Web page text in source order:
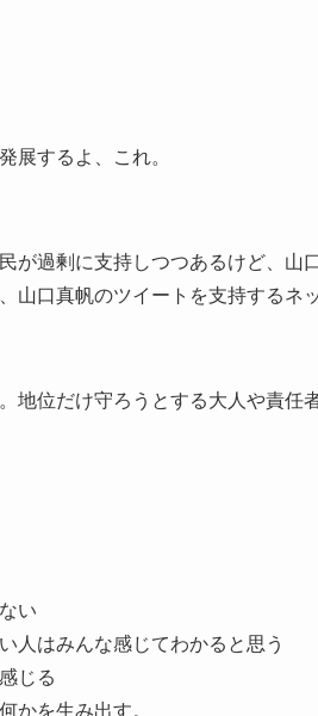
展するよ、これ。
が過剰に支持しつつあるけど、山
山口真帆のツイートを支持するネ
地位だけ守ろうとする大人や責任
い
人はみんな感じてわかると思う
じる
かを生み出す。